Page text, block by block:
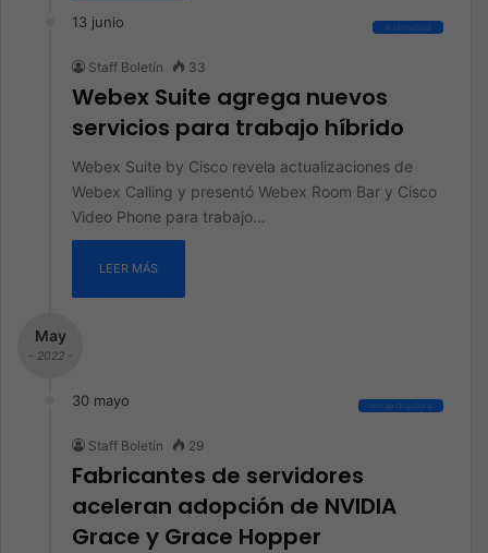
13 junio Audiovisual
Staff Boletín 33
Webex Suite agrega nuevos
servicios para trabajo híbrido
Webex Suite by Cisco revela actualizaciones de
Webex Calling y presentó Webex Room Bar y Cisco
Video Phone para trabajo…
LEER MÁS
May
- 2022 -
30 mayo Infraestructura
Staff Boletín 29
Fabricantes de servidores
aceleran adopción de NVIDIA
Grace y Grace Hopper